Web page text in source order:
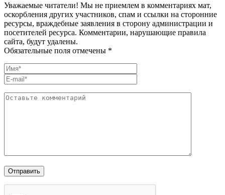
Уважаемые читатели! Мы не приемлем в комментариях мат,
оскорбления других участников, спам и ссылки на сторонние
ресурсы, враждебные заявления в сторону администрации и
посетителей ресурса. Комментарии, нарушающие правила
сайта, будут удалены.
Обязательные поля отмечены *